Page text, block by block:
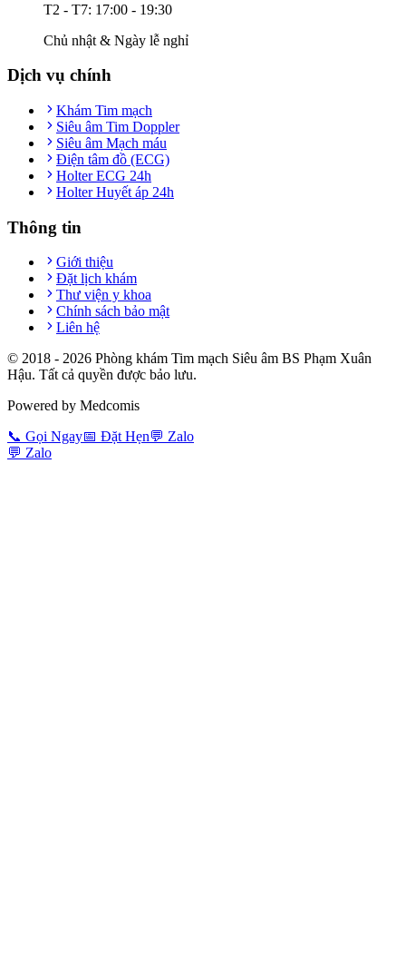
T2 - T7: 17:00 - 19:30
Chủ nhật & Ngày lễ nghỉ
Dịch vụ chính
Khám Tim mạch
Siêu âm Tim Doppler
Siêu âm Mạch máu
Điện tâm đồ (ECG)
Holter ECG 24h
Holter Huyết áp 24h
Thông tin
Giới thiệu
Đặt lịch khám
Thư viện y khoa
Chính sách bảo mật
Liên hệ
© 2018 - 2026 Phòng khám Tim mạch Siêu âm BS Phạm Xuân
Hậu. Tất cả quyền được bảo lưu.
Powered by Medcomis
📞 Gọi Ngay📅 Đặt Hẹn💬 Zalo
💬 Zalo